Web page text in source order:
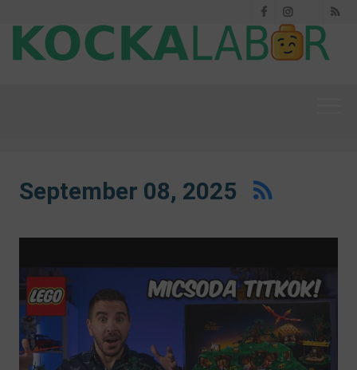
FacebookInstagram
Threads
September 08, 2025